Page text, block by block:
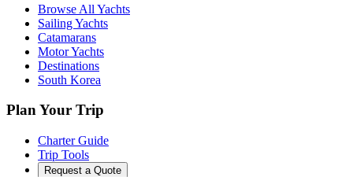
Browse All Yachts
Sailing Yachts
Catamarans
Motor Yachts
Destinations
South Korea
Plan Your Trip
Charter Guide
Trip Tools
Request a Quote